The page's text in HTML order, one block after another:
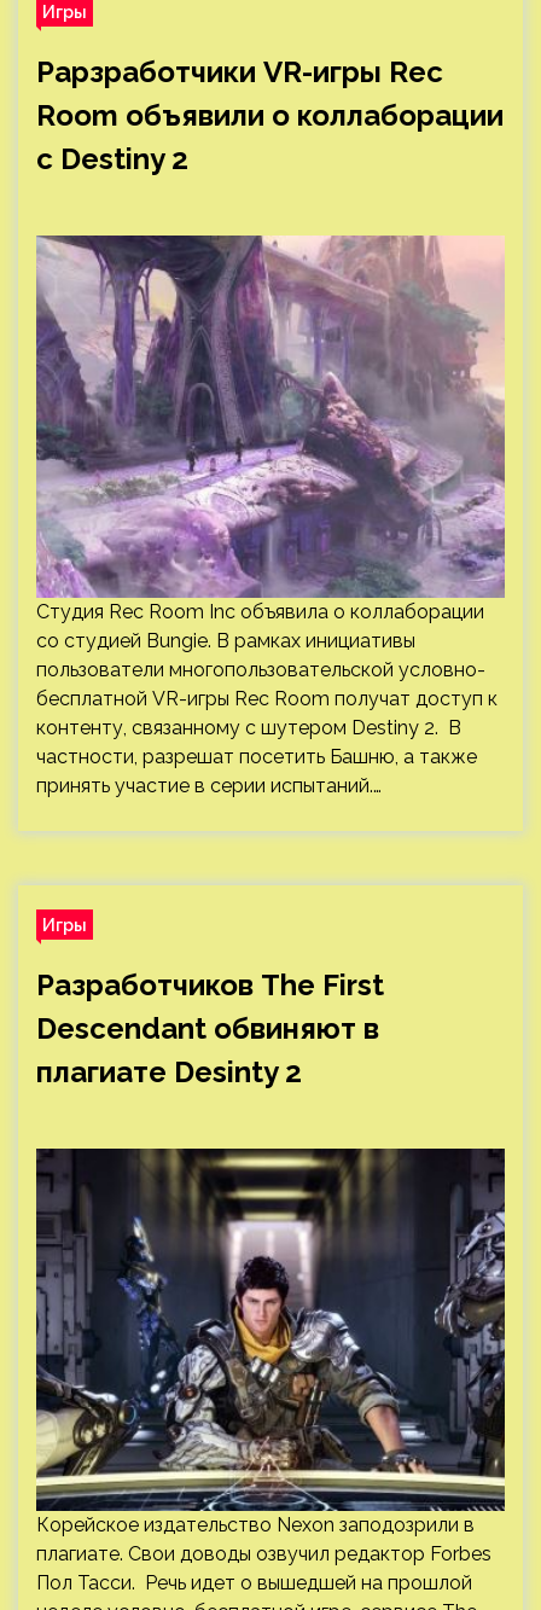
Игры
Рарзработчики VR-игры Rec
Room объявили о коллаборации
с Destiny 2
Студия Rec Room Inc объявила о коллаборации
со студией Bungie. В рамках инициативы
пользователи многопользовательской условно-
бесплатной VR-игры Rec Room получат доступ к
контенту, связанному с шутером Destiny 2. В
частности, разрешат посетить Башню, а также
принять участие в серии испытаний.…
Игры
Разработчиков The First
Descendant обвиняют в
плагиате Desinty 2
Корейское издательство Nexon заподозрили в
плагиате. Свои доводы озвучил редактор Forbes
Пол Тасси. Речь идет о вышедшей на прошлой